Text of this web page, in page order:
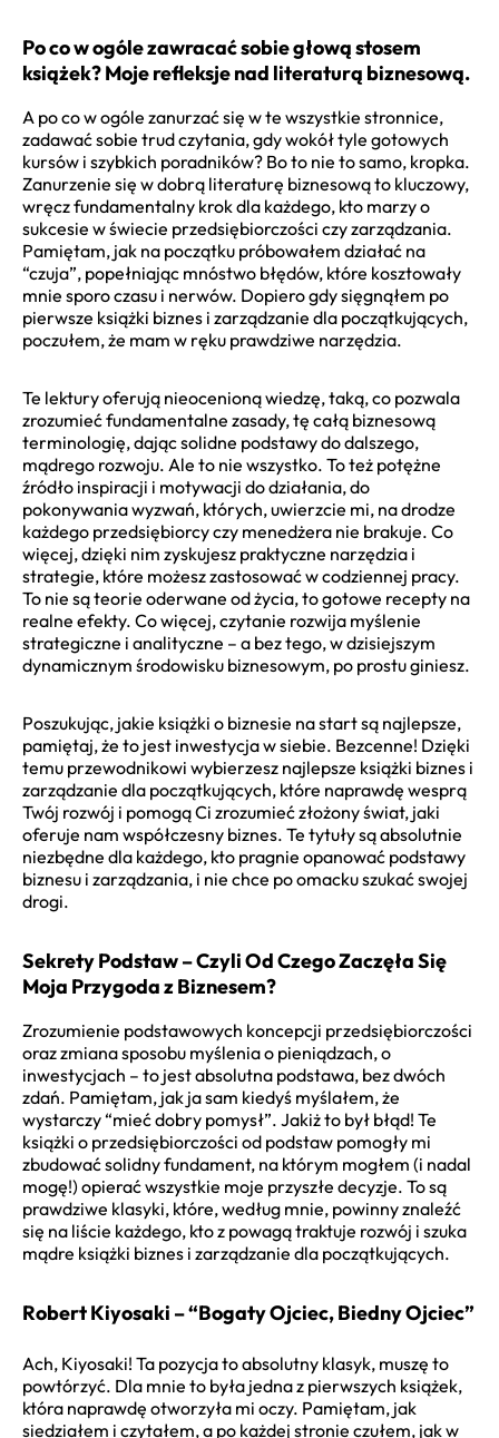
Po co w ogóle zawracać sobie głową stosem
książek? Moje refleksje nad literaturą biznesową.
A po co w ogóle zanurzać się w te wszystkie stronnice,
zadawać sobie trud czytania, gdy wokół tyle gotowych
kursów i szybkich poradników? Bo to nie to samo, kropka.
Zanurzenie się w dobrą literaturę biznesową to kluczowy,
wręcz fundamentalny krok dla każdego, kto marzy o
sukcesie w świecie przedsiębiorczości czy zarządzania.
Pamiętam, jak na początku próbowałem działać na
“czuja”, popełniając mnóstwo błędów, które kosztowały
mnie sporo czasu i nerwów. Dopiero gdy sięgnąłem po
pierwsze książki biznes i zarządzanie dla początkujących,
poczułem, że mam w ręku prawdziwe narzędzia.
Te lektury oferują nieocenioną wiedzę, taką, co pozwala
zrozumieć fundamentalne zasady, tę całą biznesową
terminologię, dając solidne podstawy do dalszego,
mądrego rozwoju. Ale to nie wszystko. To też potężne
źródło inspiracji i motywacji do działania, do
pokonywania wyzwań, których, uwierzcie mi, na drodze
każdego przedsiębiorcy czy menedżera nie brakuje. Co
więcej, dzięki nim zyskujesz praktyczne narzędzia i
strategie, które możesz zastosować w codziennej pracy.
To nie są teorie oderwane od życia, to gotowe recepty na
realne efekty. Co więcej, czytanie rozwija myślenie
strategiczne i analityczne – a bez tego, w dzisiejszym
dynamicznym środowisku biznesowym, po prostu giniesz.
Poszukując, jakie książki o biznesie na start są najlepsze,
pamiętaj, że to jest inwestycja w siebie. Bezcenne! Dzięki
temu przewodnikowi wybierzesz najlepsze książki biznes i
zarządzanie dla początkujących, które naprawdę wesprą
Twój rozwój i pomogą Ci zrozumieć złożony świat, jaki
oferuje nam współczesny biznes. Te tytuły są absolutnie
niezbędne dla każdego, kto pragnie opanować podstawy
biznesu i zarządzania, i nie chce po omacku szukać swojej
drogi.
Sekrety Podstaw – Czyli Od Czego Zaczęła Się
Moja Przygoda z Biznesem?
Zrozumienie podstawowych koncepcji przedsiębiorczości
oraz zmiana sposobu myślenia o pieniądzach, o
inwestycjach – to jest absolutna podstawa, bez dwóch
zdań. Pamiętam, jak ja sam kiedyś myślałem, że
wystarczy “mieć dobry pomysł”. Jakiż to był błąd! Te
książki o przedsiębiorczości od podstaw pomogły mi
zbudować solidny fundament, na którym mogłem (i nadal
mogę!) opierać wszystkie moje przyszłe decyzje. To są
prawdziwe klasyki, które, według mnie, powinny znaleźć
się na liście każdego, kto z powagą traktuje rozwój i szuka
mądre książki biznes i zarządzanie dla początkujących.
Robert Kiyosaki – “Bogaty Ojciec, Biedny Ojciec”
Ach, Kiyosaki! Ta pozycja to absolutny klasyk, muszę to
powtórzyć. Dla mnie to była jedna z pierwszych książek,
która naprawdę otworzyła mi oczy. Pamiętam, jak
siedziałem i czytałem, a po każdej stronie czułem, jak w